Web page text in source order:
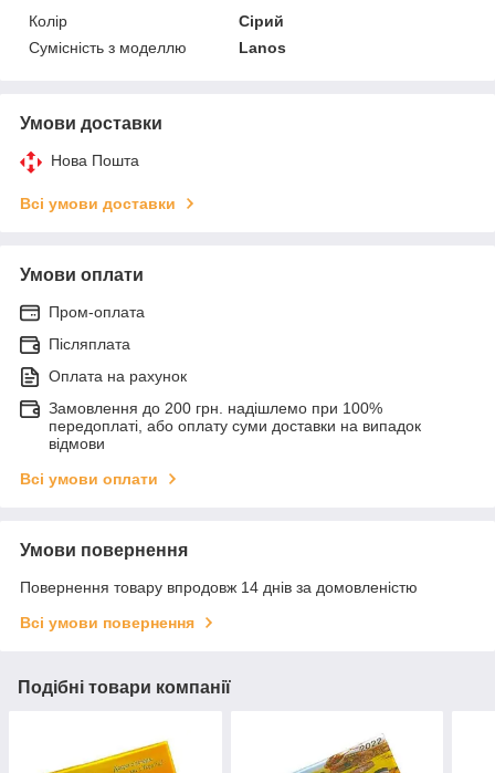
Колір
Сірий
Сумісність з моделлю
Lanos
Умови доставки
Нова Пошта
Всі умови доставки
Умови оплати
Пром-оплата
Післяплата
Оплата на рахунок
Замовлення до 200 грн. надішлемо при 100%
передоплаті, або оплату суми доставки на випадок
відмови
Всі умови оплати
Умови повернення
Повернення товару впродовж 14 днів за домовленістю
Всі умови повернення
Подібні товари компанії